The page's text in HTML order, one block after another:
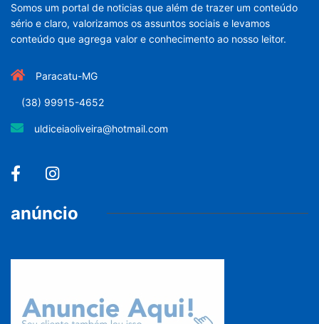
Somos um portal de noticias que além de trazer um conteúdo
sério e claro, valorizamos os assuntos sociais e levamos
conteúdo que agrega valor e conhecimento ao nosso leitor.
Paracatu-MG
(38) 99915-4652
uldiceiaoliveira@hotmail.com
anúncio